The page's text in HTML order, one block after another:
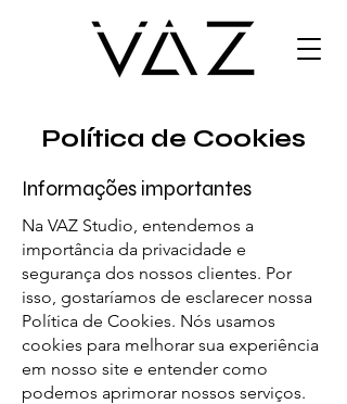
Política de Cookies
Informações importantes
Na VAZ Studio, entendemos a
importância da privacidade e
segurança dos nossos clientes. Por
isso, gostaríamos de esclarecer nossa
Política de Cookies. Nós usamos
cookies para melhorar sua experiência
em nosso site e entender como
podemos aprimorar nossos serviços.